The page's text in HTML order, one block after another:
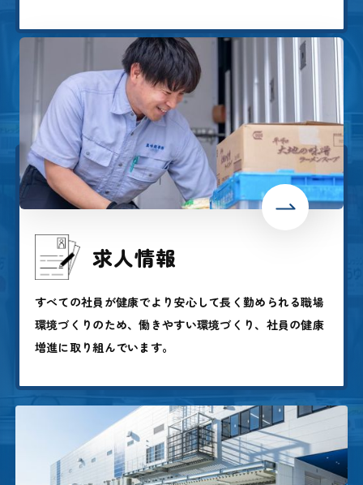
求人情報
すべての社員が健康でより安心して長く勤められる職場
環境づくりのため、働きやすい環境づくり、社員の健康
増進に取り組んでいます。